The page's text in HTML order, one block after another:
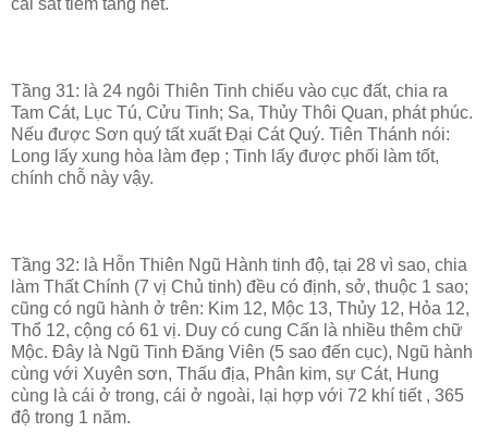
Tầng 31: là 24 ngôi Thiên Tinh chiếu vào cục đất, chia ra
Tam Cát, Lục Tú, Cửu Tinh; Sa, Thủy Thôi Quan, phát phúc.
Nếu được Sơn quý tất xuất Đại Cát Quý. Tiên Thánh nói:
Long lấy xung hòa làm đẹp ; Tinh lấy được phối làm tốt,
chính chỗ này vậy.
Tầng 32: là Hỗn Thiên Ngũ Hành tinh độ, tại 28 vì sao, chia
làm Thất Chính (7 vị Chủ tinh) đều có định, sở, thuộc 1 sao;
cũng có ngũ hành ở trên: Kim 12, Mộc 13, Thủy 12, Hỏa 12,
Thổ 12, cộng có 61 vị. Duy có cung Cấn là nhiều thêm chữ
Mộc. Đây là Ngũ Tinh Đăng Viên (5 sao đến cục), Ngũ hành
cùng với Xuyên sơn, Thấu địa, Phân kim, sự Cát, Hung
cùng là cái ở trong, cái ở ngoài, lại hợp với 72 khí tiết , 365
độ trong 1 năm.